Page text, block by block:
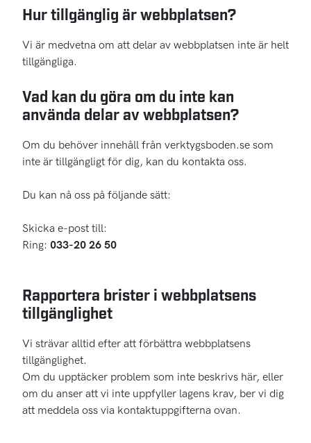
Hur tillgänglig är webbplatsen?
Vi är medvetna om att delar av webbplatsen inte är helt
tillgängliga.
Vad kan du göra om du inte kan
använda delar av webbplatsen?
Om du behöver innehåll från verktygsboden.se som
inte är tillgängligt för dig, kan du kontakta oss.
Du kan nå oss på följande sätt:
Skicka e-post till:
Ring: 033-20 26 50
Rapportera brister i webbplatsens
tillgänglighet
Vi strävar alltid efter att förbättra webbplatsens
tillgänglighet.
Om du upptäcker problem som inte beskrivs här, eller
om du anser att vi inte uppfyller lagens krav, ber vi dig
att meddela oss via kontaktuppgifterna ovan.